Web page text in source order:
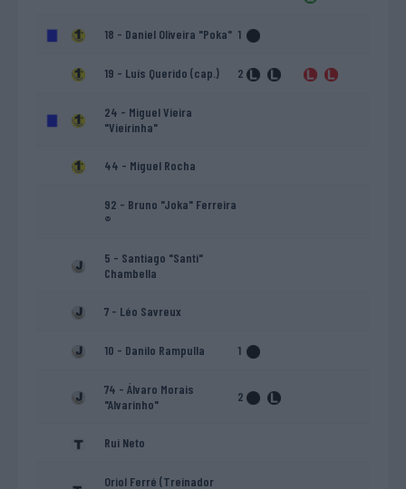
18 - Daniel Oliveira "Poka" 1
19 - Luís Querido (cap.) 2
24 - Miguel Vieira
"Vieirinha"
44 - Miguel Rocha
92 - Bruno "Joka" Ferreira
®
5 - Santiago "Santi"
Chambella
7 - Léo Savreux
10 - Danilo Rampulla 1
74 - Álvaro Morais
"Alvarinho"
2
Rui Neto
Oriol Ferré (Treinador